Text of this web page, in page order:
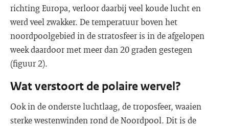
richting Europa, verloor daarbij veel koude lucht en
werd veel zwakker. De temperatuur boven het
noordpoolgebied in de stratosfeer is in de afgelopen
week daardoor met meer dan 20 graden gestegen
(figuur 2).
Wat verstoort de polaire wervel?
Ook in de onderste luchtlaag, de troposfeer, waaien
sterke westenwinden rond de Noordpool. Dit is de